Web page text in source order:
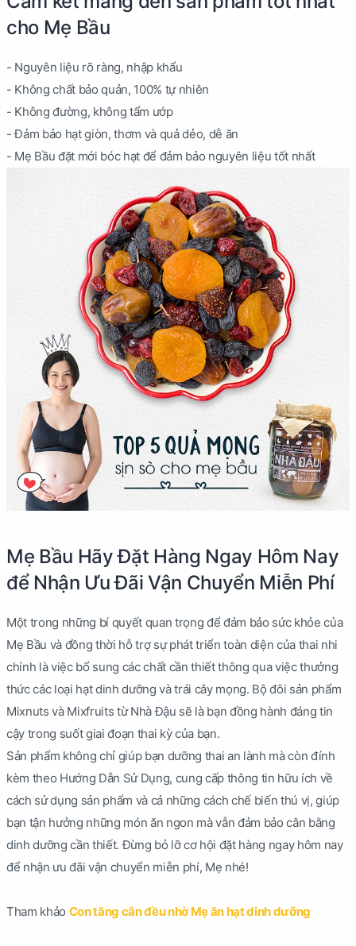
cho Mẹ Bầu
- Nguyên liệu rõ ràng, nhập khẩu
- Không chất bảo quản, 100% tự nhiên
- Không đường, không tẩm ướp
- Đảm bảo hạt giòn, thơm và quả dẻo, dễ ăn
- Mẹ Bầu đặt mới bóc hạt để đảm bảo nguyên liệu tốt nhất
Mẹ Bầu Hãy Đặt Hàng Ngay Hôm Nay
để Nhận Ưu Đãi Vận Chuyển Miễn Phí
Một trong những bí quyết quan trọng để đảm bảo sức khỏe của
Mẹ Bầu và đồng thời hỗ trợ sự phát triển toàn diện của thai nhi
chính là việc bổ sung các chất cần thiết thông qua việc thưởng
thức các loại hạt dinh dưỡng và trái cây mọng. Bộ đôi sản phẩm
Mixnuts và Mixfruits từ Nhà Đậu sẽ là bạn đồng hành đáng tin
cậy trong suốt giai đoạn thai kỳ của bạn.
Sản phẩm không chỉ giúp bạn dưỡng thai an lành mà còn đính
kèm theo Hướng Dẫn Sử Dụng, cung cấp thông tin hữu ích về
cách sử dụng sản phẩm và cả những cách chế biến thú vị, giúp
bạn tận hưởng những món ăn ngon mà vẫn đảm bảo cân bằng
dinh dưỡng cần thiết. Đừng bỏ lỡ cơ hội đặt hàng ngay hôm nay
để nhận ưu đãi vận chuyển miễn phí, Mẹ nhé!
Tham khảo Con tăng cân đều nhờ Mẹ ăn hạt dinh dưỡng